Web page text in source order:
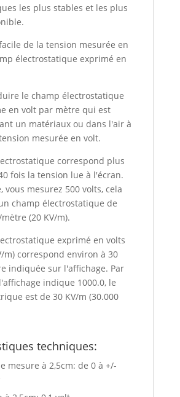
les plus stables et les plus
de la tension mesurée en
électrostatique exprimé en
le champ électrostatique
en volt par mètre qui est
un matériaux ou dans l'air à
mesurée en volt.
correspond plus
fois la tension lue à l'écran.
vous mesurez 500 volts, cela
champ électrostatique de
(20 KV/m).
exprimé en volts
m) correspond environ à 30
indiquée sur l'affichage. Par
indique 1000.0, le
est de 30 KV/m (30.000
techniques:
mesure à 2,5cm: de 0 à +/-